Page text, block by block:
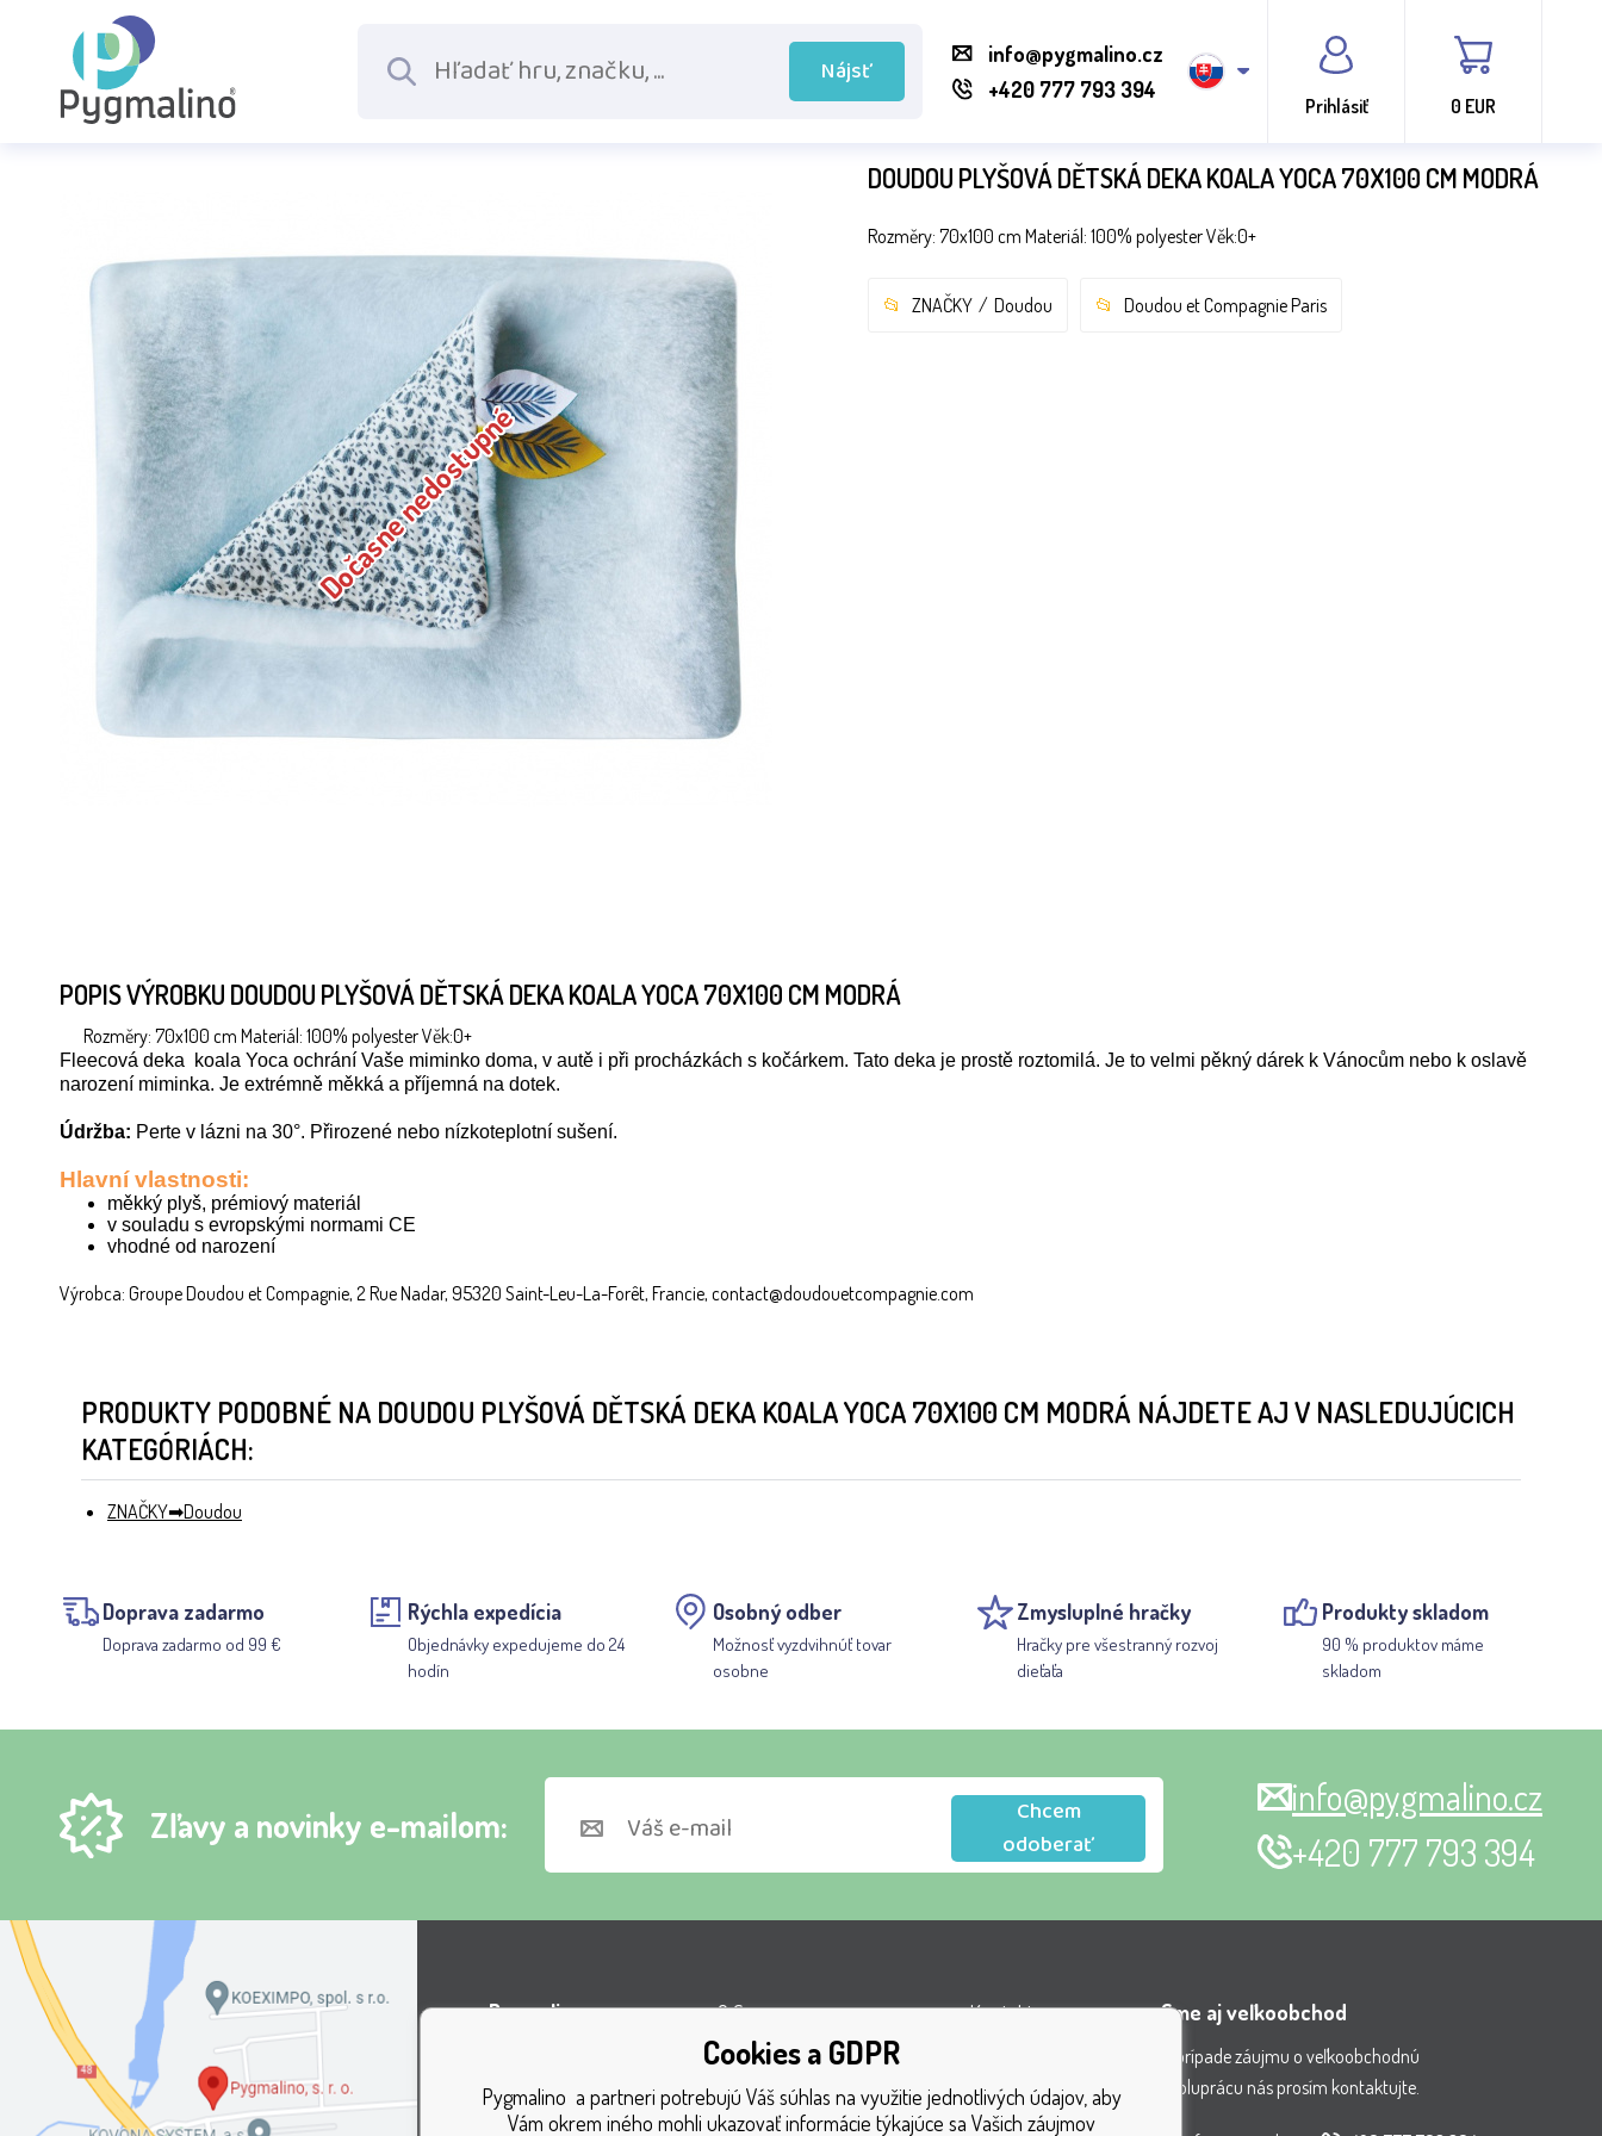
Nájsť
info@pygmalino.cz
+420 777 793 394
Prihlásiť 0 EUR
Dočasne nedostupné
DOUDOU PLYŠOVÁ DĚTSKÁ DEKA KOALA YOCA 70X100 CM MODRÁ
Rozměry: 70x100 cm Materiál: 100% polyester Věk:0+
ZNAČKY Doudou Doudou et Compagnie Paris
POPIS VÝROBKU DOUDOU PLYŠOVÁ DĚTSKÁ DEKA KOALA YOCA 70X100 CM MODRÁ
Rozměry: 70x100 cm Materiál: 100% polyester Věk:0+
Fleecová deka koala Yoca ochrání Vaše miminko doma, v autě i při procházkách s kočárkem. Tato deka je prostě roztomilá. Je to velmi pěkný dárek k Vánocům nebo k oslavě
narození miminka. Je extrémně měkká a příjemná na dotek.
Údržba: Perte v lázni na 30°. Přirozené nebo nízkoteplotní sušení.
Hlavní vlastnosti:
měkký plyš, prémiový materiál
v souladu s evropskými normami CE
vhodné od narození
Výrobca: Groupe Doudou et Compagnie, 2 Rue Nadar, 95320 Saint-Leu-La-Forêt, Francie, contact@doudouetcompagnie.com
PRODUKTY PODOBNÉ NA DOUDOU PLYŠOVÁ DĚTSKÁ DEKA KOALA YOCA 70X100 CM MODRÁ NÁJDETE AJ V NASLEDUJÚCICH
KATEGÓRIÁCH:
ZNAČKY Doudou
Doprava zadarmo
Doprava zadarmo od 99 €
Rýchla expedícia
Objednávky expedujeme do 24
hodín
Osobný odber
Možnosť vyzdvihnúť tovar
osobne
Zmysluplné hračky
Hračky pre všestranný rozvoj
dieťaťa
Produkty skladom
90 % produktov máme
skladom
Zľavy a novinky e-mailom:
Chcem
odoberať
info@pygmalino.cz
+420 777 793 394
Pygmalino s.r.o.
Lípová 1131
O firme
Obchodné podmienky
Doprava
Kontakty
Získané ocenenia
Sme aj veľkoobchod
V prípade záujmu o veľkoobchodnú
spoluprácu nás prosím kontaktujte.
Cookies a GDPR
Pygmalino a partneri potrebujú Váš súhlas na využitie jednotlivých údajov, aby
Vám okrem iného mohli ukazovať informácie týkajúce sa Vašich záujmov